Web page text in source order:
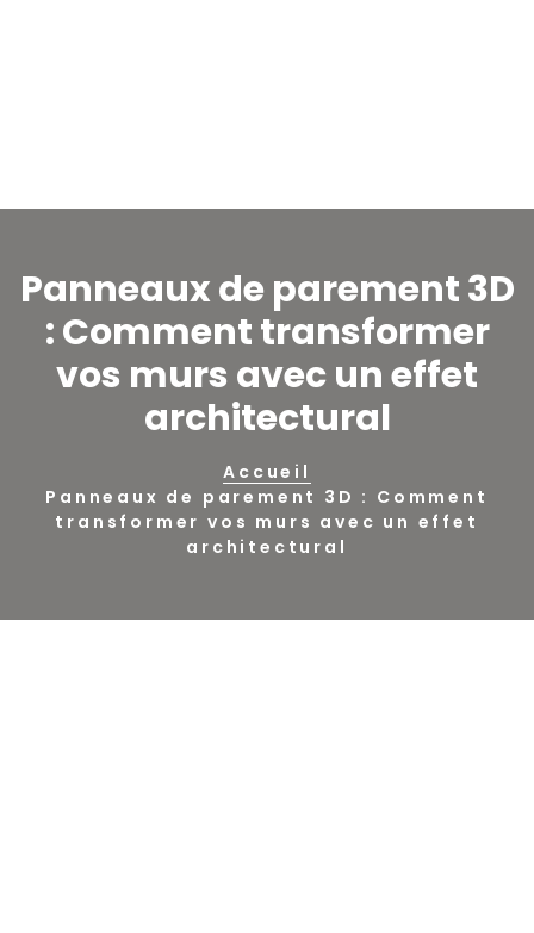
Panneaux de parement 3D
: Comment transformer
vos murs avec un effet
architectural
Accueil
Panneaux de parement 3D : Comment
transformer vos murs avec un effet
architectural